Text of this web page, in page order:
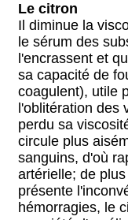
Le citron
Il diminue la
le sérum des
l'encrassent et
sa capacité de
coagulent), utile
l'oblitération des
perdu sa
circule plus
sanguins, d'où
artérielle; de
présente
hémorragies, le